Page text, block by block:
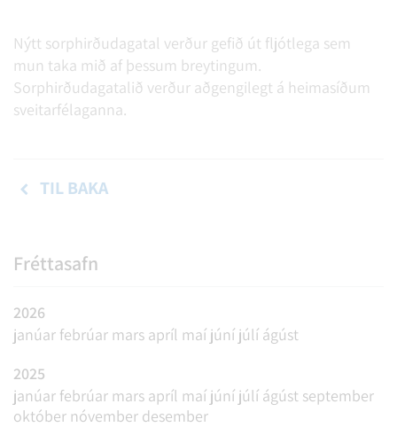
Nýtt sorphirðudagatal verður gefið út fljótlega sem
mun taka mið af þessum breytingum.
Sorphirðudagatalið verður aðgengilegt á heimasíðum
sveitarfélaganna.
TIL BAKA
Fréttasafn
2026
janúar febrúar mars apríl maí júní júlí ágúst
2025
janúar febrúar mars apríl maí júní júlí ágúst september
október nóvember desember